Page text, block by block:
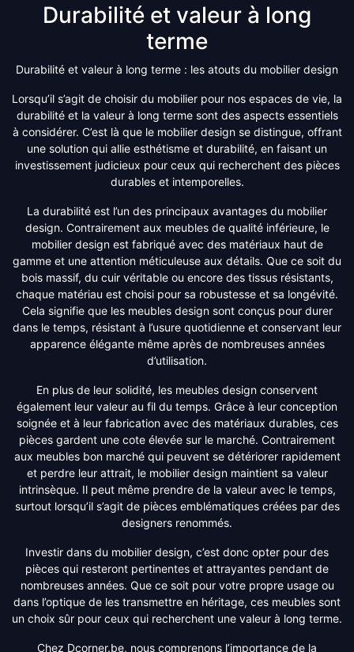
Durabilité et valeur à long
terme
Durabilité et valeur à long terme : les atouts du mobilier design
Lorsqu’il s’agit de choisir du mobilier pour nos espaces de vie, la
durabilité et la valeur à long terme sont des aspects essentiels
à considérer. C’est là que le mobilier design se distingue, offrant
une solution qui allie esthétisme et durabilité, en faisant un
investissement judicieux pour ceux qui recherchent des pièces
durables et intemporelles.
La durabilité est l’un des principaux avantages du mobilier
design. Contrairement aux meubles de qualité inférieure, le
mobilier design est fabriqué avec des matériaux haut de
gamme et une attention méticuleuse aux détails. Que ce soit du
bois massif, du cuir véritable ou encore des tissus résistants,
chaque matériau est choisi pour sa robustesse et sa longévité.
Cela signifie que les meubles design sont conçus pour durer
dans le temps, résistant à l’usure quotidienne et conservant leur
apparence élégante même après de nombreuses années
d’utilisation.
En plus de leur solidité, les meubles design conservent
également leur valeur au fil du temps. Grâce à leur conception
soignée et à leur fabrication avec des matériaux durables, ces
pièces gardent une cote élevée sur le marché. Contrairement
aux meubles bon marché qui peuvent se détériorer rapidement
et perdre leur attrait, le mobilier design maintient sa valeur
intrinsèque. Il peut même prendre de la valeur avec le temps,
surtout lorsqu’il s’agit de pièces emblématiques créées par des
designers renommés.
Investir dans du mobilier design, c’est donc opter pour des
pièces qui resteront pertinentes et attrayantes pendant de
nombreuses années. Que ce soit pour votre propre usage ou
dans l’optique de les transmettre en héritage, ces meubles sont
un choix sûr pour ceux qui recherchent une valeur à long terme.
Chez Dcorner.be, nous comprenons l’importance de la